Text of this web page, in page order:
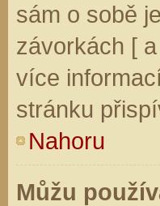
sám o sobě
závorkách [
více
stránku
Nahoru
Můžu